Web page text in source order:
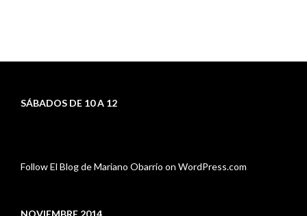
SÁBADOS DE 10 A 12
Follow El Blog de Mariano Obarrio on WordPress.com
NOVIEMBRE 2014